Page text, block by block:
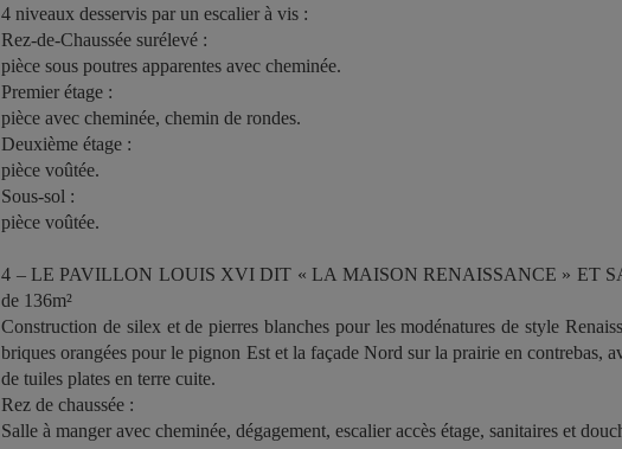
4 niveaux desservis par un escalier à vis :
Rez-de-Chaussée surélevé :
pièce sous poutres apparentes avec cheminée.
Premier étage :
pièce avec cheminée, chemin de rondes.
Deuxième étage :
pièce voûtée.
Sous-sol :
pièce voûtée.
4 – LE PAVILLON LOUIS XVI DIT « LA MAISON RENAISSANCE » ET
de 136m²
Construction de silex et de pierres blanches pour les modénatures de style
briques orangées pour le pignon Est et la façade Nord sur la prairie en contrebas,
de tuiles plates en terre cuite.
Rez de chaussée :
Salle à manger avec cheminée, dégagement, escalier accès étage, sanitaires et